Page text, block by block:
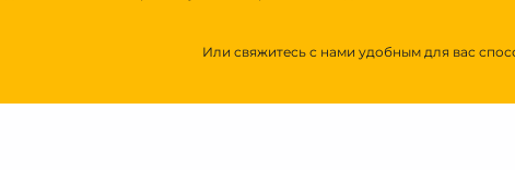
Или свяжитесь с нами удобным для вас